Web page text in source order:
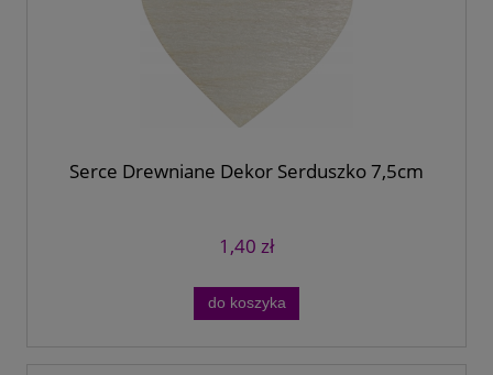
Serce Drewniane Dekor Serduszko 7,5cm
1,40 zł
do koszyka